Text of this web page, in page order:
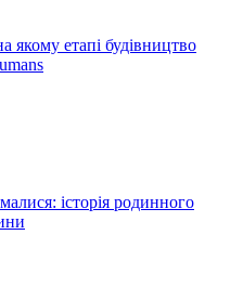
якому етапі будівництво
історія родинного